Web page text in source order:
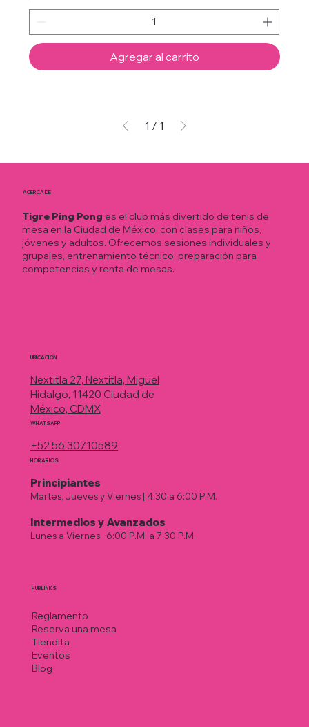
Agregar al carrito
1 / 1
ACERCA DE
Tigre Ping Pong es el club más divertido de tenis de
mesa en la Ciudad de México, con clases para niños,
jóvenes y adultos. Ofrecemos sesiones individuales y
grupales, entrenamiento técnico, preparación para
competencias y renta de mesas.
HUB LINKS
Reglamento
Reserva una mesa
Tiendita
Eventos
Blog
UBICACIÓN
Nextitla 27, Nextitla, Miguel
Hidalgo, 11420 Ciudad de
México, CDMX
WHATSAPP
+52 56 30710589
HORARIOS
Principiantes
Martes, Jueves y Viernes | 4:30 a 6:00 P.M.
Intermedios у Avanzados
Lunes a Viernes 6:00 P.M. a 7:30 P.M.